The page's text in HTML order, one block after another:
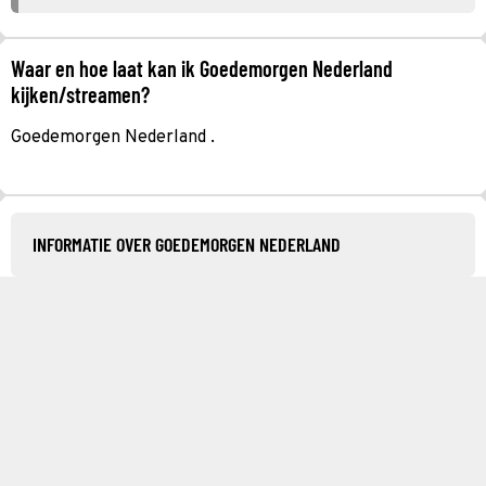
Waar en hoe laat kan ik Goedemorgen Nederland
kijken/streamen?
Goedemorgen Nederland .
INFORMATIE OVER GOEDEMORGEN NEDERLAND